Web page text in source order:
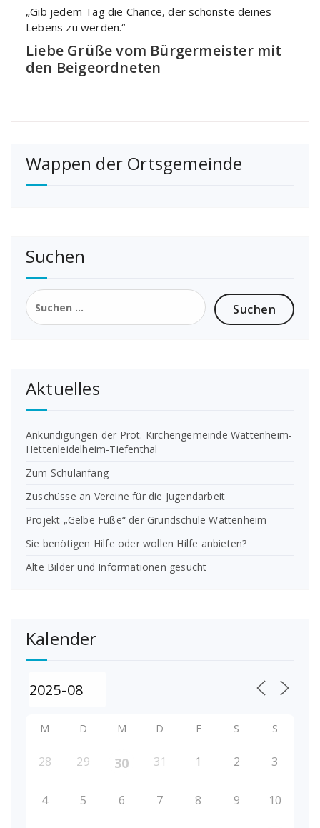
„Gib jedem Tag die Chance, der schönste deines
Lebens zu werden.“
Liebe Grüße vom Bürgermeister mit
den Beigeordneten
Wappen der Ortsgemeinde
Suchen
Suchen
nach:
Aktuelles
Ankündigungen der Prot. Kirchengemeinde Wattenheim-
Hettenleidelheim-Tiefenthal
Zum Schulanfang
Zuschüsse an Vereine für die Jugendarbeit
Projekt „Gelbe Füße“ der Grundschule Wattenheim
Sie benötigen Hilfe oder wollen Hilfe anbieten?
Alte Bilder und Informationen gesucht
Kalender
M D M D F S S
28 29 30 31 1 2 3
4 5 6 7 8 9 10